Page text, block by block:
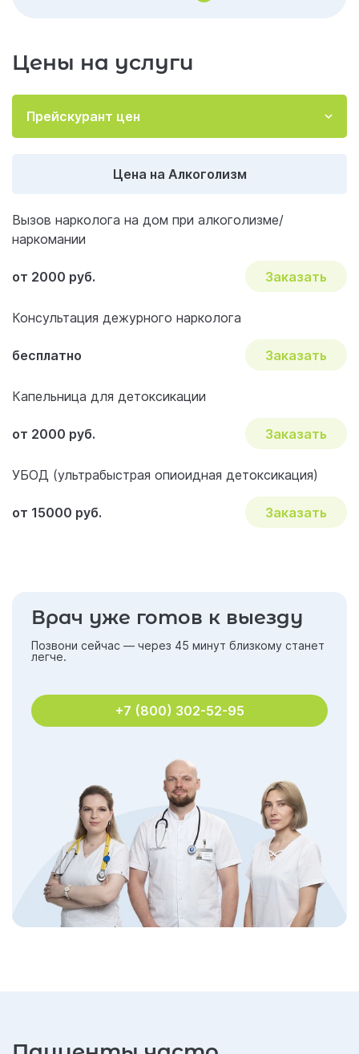
Цены на услуги
Прейскурант цен
Цена на Алкоголизм
Вызов нарколога на дом при алкоголизме/
наркомании
от 2000 руб. Заказать
Консультация дежурного нарколога
бесплатно Заказать
Капельница для детоксикации
от 2000 руб. Заказать
УБОД (ультрабыстрая опиоидная детоксикация)
от 15000 руб. Заказать
Врач уже готов к выезду
Позвони сейчас — через 45 минут близкому станет
легче.
+7 (800) 302-52-95